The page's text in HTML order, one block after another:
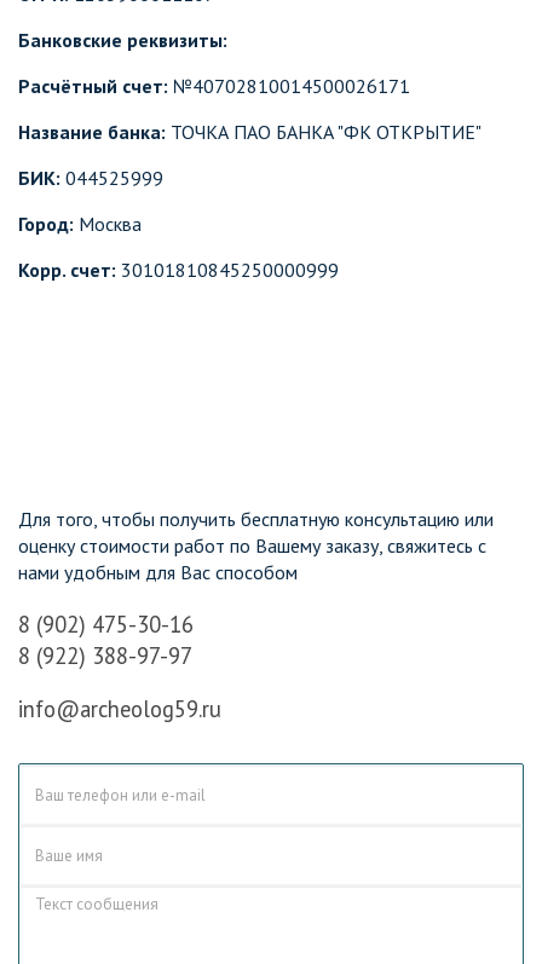
Банковские реквизиты:
Расчётный счет: №40702810014500026171
Название банка: ТОЧКА ПАО БАНКА "ФК ОТКРЫТИЕ"
БИК: 044525999
Город: Москва
Корр. счет: 30101810845250000999
Для того, чтобы получить бесплатную консультацию или
оценку стоимости работ по Вашему заказу, свяжитесь с
нами удобным для Вас способом
8 (902) 475-30-16
8 (922) 388-97-97
info@archeolog59.ru